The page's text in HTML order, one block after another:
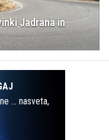
Jadrana in
… nasveta,